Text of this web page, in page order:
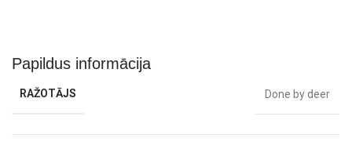
Papildus informācija
RAŽOTĀJS Done by deer